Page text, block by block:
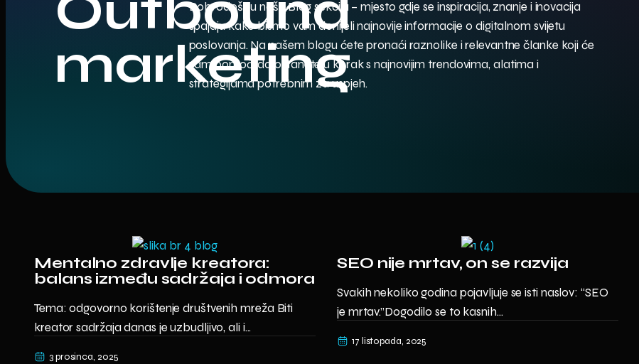
marketing
Dobrodošli u našu Blog sekciju – mjesto gdje se inspiracija, znanje i inovacija
spajaju kako bismo vam donijeli najnovije informacije o digitalnom svijetu
poslovanja. Na našem blogu ćete pronaći raznolike i relevantne članke koji će
vam pomoći da ostanete u korak s najnovijim trendovima, alatima i
strategijama potrebnim za uspjeh.
Mentalno zdravlje kreatora:
balans između sadržaja i odmora
Tema: odgovorno korištenje društvenih mreža Biti
kreator sadržaja danas je uzbudljivo, ali i...
3 prosinca, 2025
SEO nije mrtav, on se razvija
Svakih nekoliko godina pojavljuje se isti naslov: “SEO
je mrtav.”Dogodilo se to kasnih...
17 listopada, 2025